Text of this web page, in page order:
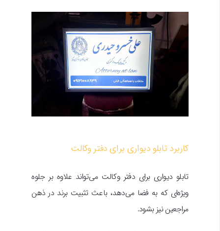
کاربرد تابلو دیواری برای دفتر وکالت
تابلو دیواری برای دفتر وکالت می‌تواند علاوه بر جلوه
ویژه‌ای که به فضا می‌دهد، باعث تثبیت برند در ذهن
مراجعین نیز بشود.